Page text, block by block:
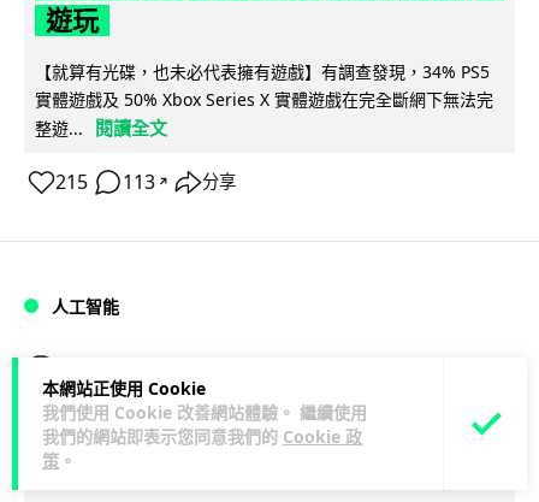
本網站正使用 Cookie
我們使用 Cookie 改善網站體驗。 繼續使用
我們的網站即表示您同意我們的 Cookie 政
策 。
遊玩
【就算有光碟，也未必代表擁有遊戲】有調查發現，34% PS5
實體遊戲及 50% Xbox Series X 實體遊戲在完全斷網下無法完
整遊...
閱讀全文
215 113 ↗ 分享
人工智能
Elon Musk 稱 SpaceX Tesla 是地球最
強兩間硬件公司 「除了中國之外」